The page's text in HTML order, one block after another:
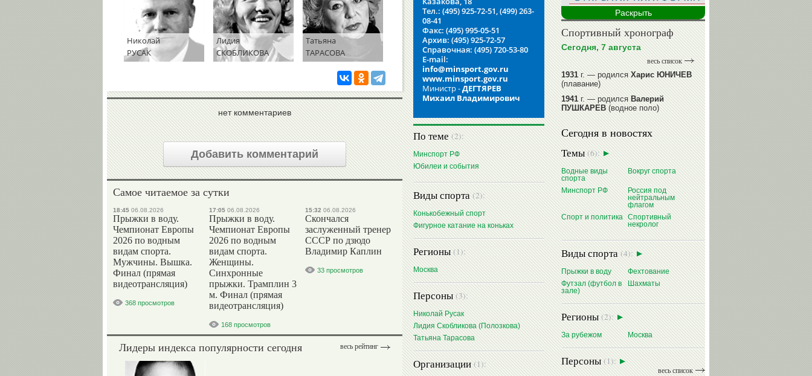
Николай
РУСАК
Лидия
СКОБЛИКОВА
Татьяна
ТАРАСОВА
нет комментариев
Добавить комментарий
Самое читаемое за сутки
18:45 06.08.2026
Прыжки в воду.
Чемпионат Европы
2026 по водным
видам спорта.
Мужчины. Вышка.
Финал (прямая
видеотрансляция)
368 просмотров
17:05 06.08.2026
Прыжки в воду.
Чемпионат Европы
2026 по водным
видам спорта.
Женщины.
Синхронные
прыжки. Трамплин 3
м. Финал (прямая
видеотрансляция)
168 просмотров
15:32 06.08.2026
Скончался
заслуженный тренер
СССР по дзюдо
Владимир Каплин
33 просмотров
весь рейтинг
Лидеры индекса популярности сегодня
Тел.: (495) 925-72-51, (499) 263-
08-41
Факс: (495) 995-05-51
Архив: (495) 925-72-57
Справочная: (495) 720-53-80
E-mail:
info@minsport.gov.ru
www.minsport.gov.ru
Министр -ДЕГТЯРЕВ
Михаил Владимирович
По теме(2):
Минспорт РФ
Юбилеи и события
Виды спорта(2):
Конькобежный спорт
Фигурное катание на коньках
Регионы(1):
Москва
Персоны(3):
Николай Русак
Лидия Скобликова (Полозкова)
Татьяна Тарасова
Организации(1):
Раскрыть
Спортивный хронограф
Сегодня, 7 августа
весь список
1931г. — родилсяХарис ЮНИЧЕВ
(плавание)
1941г. — родилсяВалерий
ПУШКАРЕВ(водное поло)
1947г. — родилсяВалерий
ИЛЬИНЫХ(гимнастика спортивная)
1954г. — родилсяВалерий
ГАЗЗАЕВ(футбол)
1956г. — родилсяВладимир
РЫБАКОВ(легкая атлетика)
читать далее
Сегодня в новостях
Темы(6):
Водные виды
спорта
Вокруг спорта
Минспорт РФ
Россия под
нейтральным
флагом
Спорт и политика Спортивный
некролог
Виды спорта(4):
Прыжки в воду
Фехтование
Футзал (футбол в
зале)
Шахматы
Регионы(2):
За рубежом Москва
Персоны(1):
весь список